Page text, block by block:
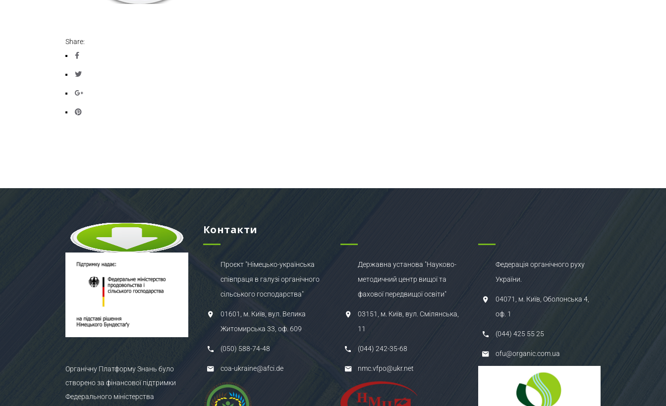
Share:
Органічну Платформу Знань було
створено за фінансової підтримки
Федерального міністерства
Контакти
Проєкт "Німецько-українська
співпраця в галузі органічного
сільського господарства"
01601, м. Київ, вул. Велика
Житомирська 33, оф. 609
(050) 588-74-48
coa-ukraine@afci.de
Державна установа "Науково-
методичний центр вищої та
фахової передвищої освіти"
03151, м. Київ, вул. Смілянська,
11
(044) 242-35-68
nmc.vfpo@ukr.net
Федерація органічного руху
України.
04071, м. Київ, Оболонська 4,
оф. 1
(044) 425 55 25
ofu@organic.com.ua